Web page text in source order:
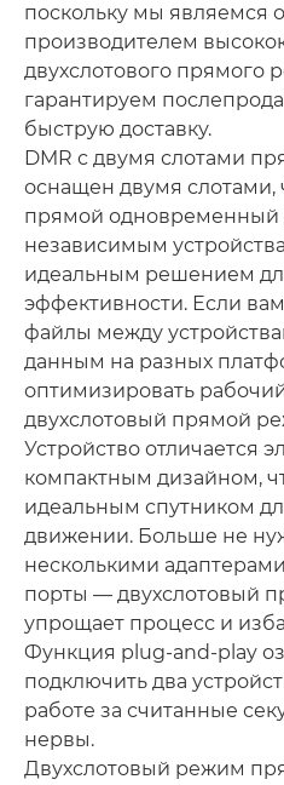
поскольку мы являемся
производителем
двухслотового прямого
гарантируем
быструю доставку.
DMR с двумя слотами
оснащен двумя слотами,
прямой одновременный
независимым
идеальным решением
эффективности. Если
файлы между
данным на разных
оптимизировать
двухслотовый прямой
Устройство отличается
компактным дизайном,
идеальным спутником
движении. Больше не
несколькими
порты — двухслотовый
упрощает процесс и
Функция plug-and-play
подключить два
работе за считанные
нервы.
Двухслотовый режим